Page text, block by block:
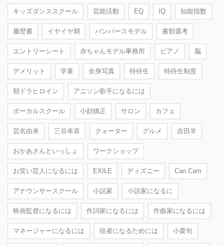
キッズダンススクール 芸能活動 EQ IQ 知能指数
履歴書 イヤイヤ期 パンパースモデル 書類選考
エントリーシート 赤ちゃんモデル事務所 ピアノ 脳
デメリット 学童 全身写真 特待生 特待生制度
朝ドラヒロイン アニソン歌手になるには
ボーカルスクール 小顔矯正 サロン カフェ
芸名由来 三谷幸喜 クォーター グルメ 吉田羊
おかあさんといっしょ ワークショップ
お笑い芸人になるには EXILE ディズニー Can Cam
アナウンサースクール 小説家 小説家になるに
映画監督になるには 作詞家になるには 作曲家になるには
マネージャーになるには 役者になるためには 小栗旬